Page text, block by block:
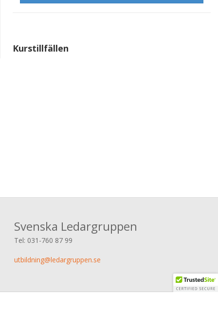
Kurstillfällen
Svenska Ledargruppen
Tel: 031-760 87 99
utbildning@ledargruppen.se